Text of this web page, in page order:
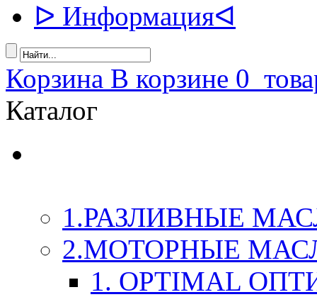
ᐅ Информацияᐊ
Корзина В корзине 0
Каталог
1.РАЗЛИВНЫЕ
2.МОТОРНЫЕ
1. OPTIMAL